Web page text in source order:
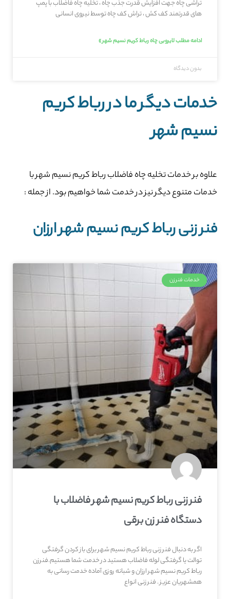
تراشی چاه جهت افزایش قدرت جذب چاه ، تخلیه چاه فاضلاب با پمپ
های قدرتمند کف کش ، تراش کف چاه توسط نیروی انسانی
ادامه مطلب لایروبی چاه رباط کریم نسیم شهر »
بدون دیدگاه
خدمات دیگر ما در رباط کریم
نسیم شهر
علاوه بر خدمات تخلیه چاه فاضلاب رباط کریم نسیم شهر با
خدمات متنوع دیگر نیز در خدمت شما خواهیم بود. از جمله :
فنر زنی رباط کریم نسیم شهر ارزان
خدمات فنرزن
فنر زنی رباط کریم نسیم شهر فاضلاب با
دستگاه فنر زن برقی
اگر به دنبال فنر زنی رباط کریم نسیم شهر برای باز کردن گرفتگی
توالت یا گرفتگی لوله فاضلاب هستید در خدمت شما هستیم.فنرزن
رباط کریم نسیم شهر ارزان و شبانه روزی آماده خدمت رسانی به
همشهریان عزیز . فنر زنی انواع